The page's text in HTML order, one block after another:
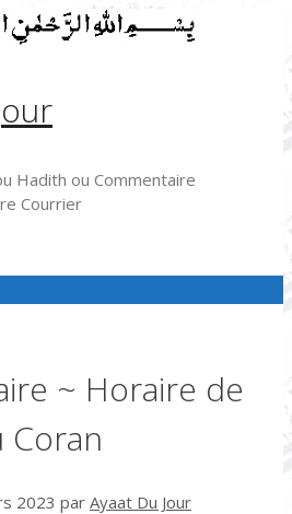
Hadith ou Commentaire
Courrier
~ Horaire de
Coran
2023 par Ayaat Du Jour